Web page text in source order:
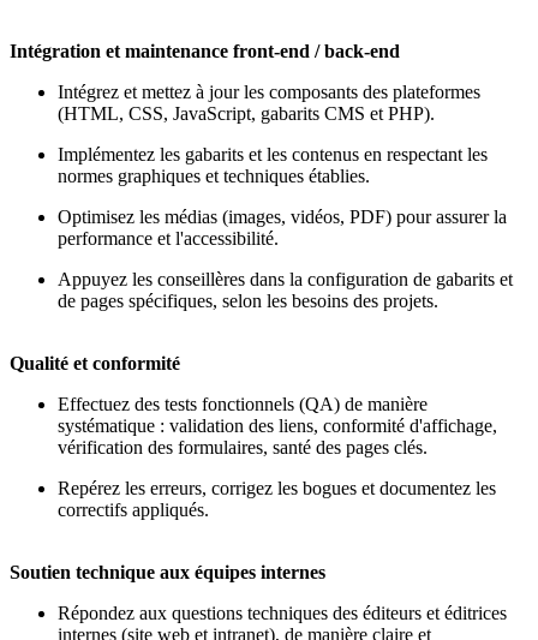
Intégration et maintenance front-end / back-end
Intégrez et mettez à jour les composants des plateformes
(HTML, CSS, JavaScript, gabarits CMS et PHP).
Implémentez les gabarits et les contenus en respectant les
normes graphiques et techniques établies.
Optimisez les médias (images, vidéos, PDF) pour assurer la
performance et l'accessibilité.
Appuyez les conseillères dans la configuration de gabarits et
de pages spécifiques, selon les besoins des projets.
Qualité et conformité
Effectuez des tests fonctionnels (QA) de manière
systématique : validation des liens, conformité d'affichage,
vérification des formulaires, santé des pages clés.
Repérez les erreurs, corrigez les bogues et documentez les
correctifs appliqués.
Soutien technique aux équipes internes
Répondez aux questions techniques des éditeurs et éditrices
internes (site web et intranet), de manière claire et